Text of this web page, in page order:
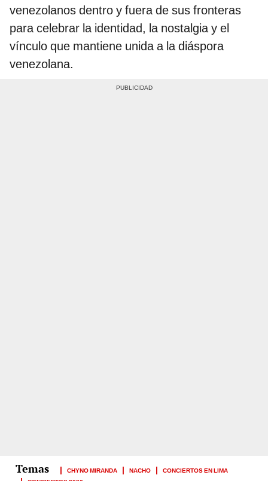
venezolanos dentro y fuera de sus fronteras
para celebrar la identidad, la nostalgia y el
vínculo que mantiene unida a la diáspora
venezolana.
CHYNO MIRANDA NACHO
CONCIERTOS EN LIMA